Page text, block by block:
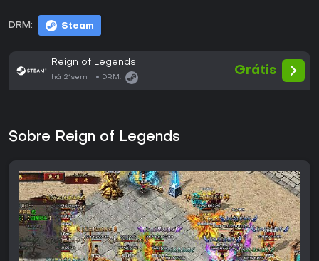
DRM: Steam
Reign of Legends
há 21sem DRM:
Grátis
Sobre Reign of Legends